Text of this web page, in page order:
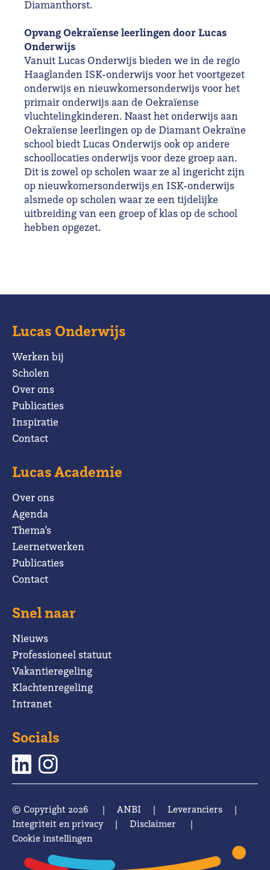
Diamanthorst.
Opvang Oekraïense leerlingen door Lucas
Onderwijs
Vanuit Lucas Onderwijs bieden we in de regio
Haaglanden ISK-onderwijs voor het voortgezet
onderwijs en nieuwkomersonderwijs voor het
primair onderwijs aan de Oekraïense
vluchtelingkinderen. Naast het onderwijs aan
Oekraïense leerlingen op de Diamant Oekraïne
school biedt Lucas Onderwijs ook op andere
schoollocaties onderwijs voor deze groep aan.
Dit is zowel op scholen waar ze al ingericht zijn
op nieuwkomersonderwijs en ISK-onderwijs
alsmede op scholen waar ze een tijdelijke
uitbreiding van een groep of klas op de school
hebben opgezet.
Lucas Onderwijs
Werken bij
Scholen
Over ons
Publicaties
Inspiratie
Contact
Lucas Academie
Over ons
Agenda
Thema’s
Leernetwerken
Publicaties
Contact
Snel naar
Nieuws
Professioneel statuut
Vakantieregeling
Klachtenregeling
Intranet
Socials
© Copyright 2026 | ANBI | Leveranciers
|
Integriteit en privacy
| Disclaimer
|
Cookie instellingen